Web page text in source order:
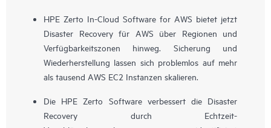
HPE Zerto In-Cloud Software for AWS bietet jetzt
Disaster Recovery für AWS über Regionen und
Verfügbarkeitszonen hinweg. Sicherung und
Wiederherstellung lassen sich problemlos auf mehr
als tausend AWS EC2 Instanzen skalieren.
Die HPE Zerto Software verbessert die Disaster
Recovery durch Echtzeit-